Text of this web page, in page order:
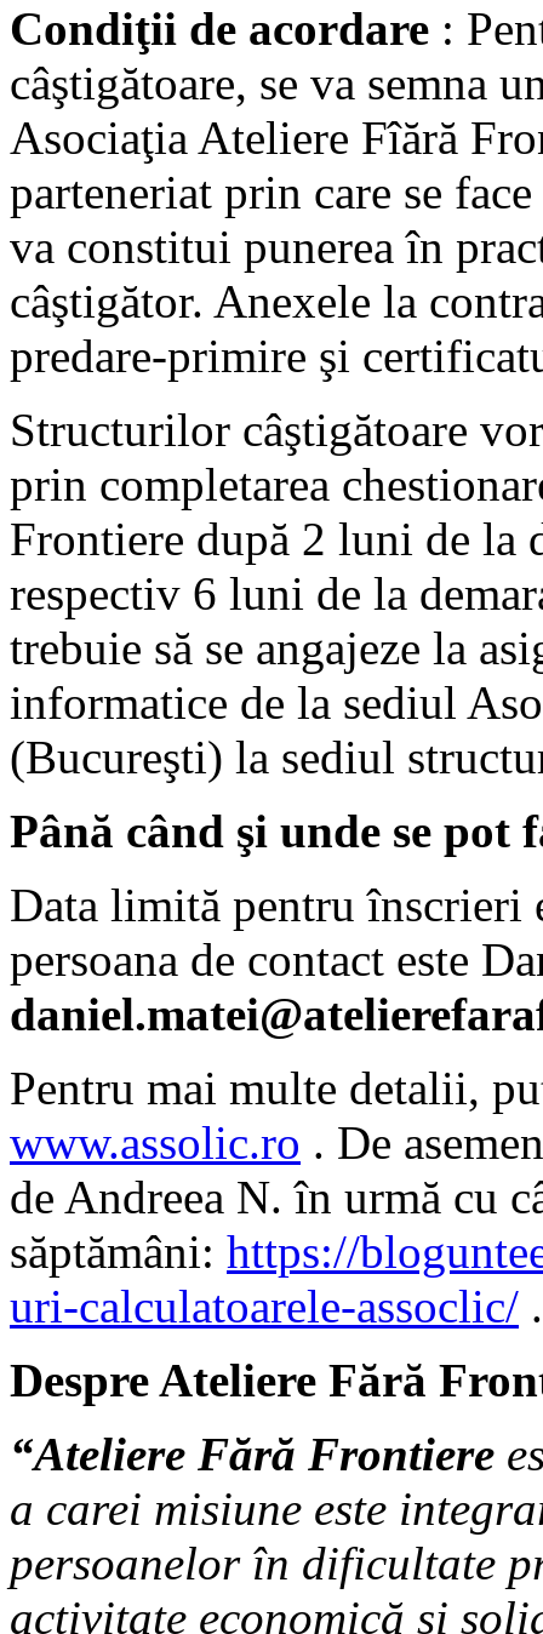
Condiţii de acordare :
câştigătoare, se va semna
Asociaţia Ateliere Fîără
parteneriat prin care se
va constitui punerea în
câştigător. Anexele la
predare-primire şi
Structurilor câştigătoare
prin completarea
Frontiere după 2 luni de la
respectiv 6 luni de la
trebuie să se angajeze la
informatice de la sediul
(Bucureşti) la sediul
Până când şi unde se pot
Data limită pentru înscrieri
persoana de contact este
Pentru mai multe detalii,
www.assolic.ro . De
de Andreea N. în urmă cu
săptămâni: https://
uri-calculatoarele-assoclic/ .
Despre Ateliere Fără
“Ateliere Fără Frontiere
a carei misiune este
persoanelor în dificultate
activitate economică şi